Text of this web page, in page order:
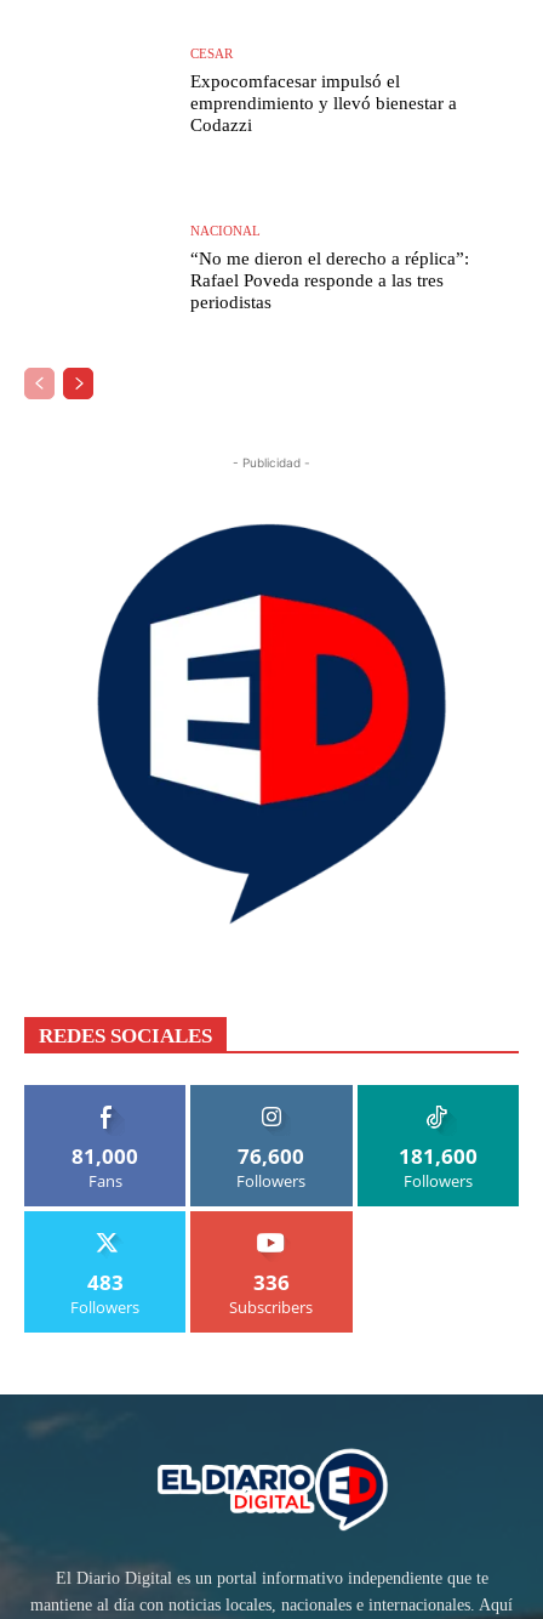
CESAR
Expocomfacesar impulsó el
emprendimiento y llevó bienestar a
Codazzi
NACIONAL
“No me dieron el derecho a réplica”:
Rafael Poveda responde a las tres
periodistas
- Publicidad -
REDES SOCIALES
81,000
Fans
76,600
Followers
181,600
Followers
483
Followers
336
Subscribers
El Diario Digital es un portal informativo independiente que te
mantiene al día con noticias locales, nacionales e internacionales. Aquí